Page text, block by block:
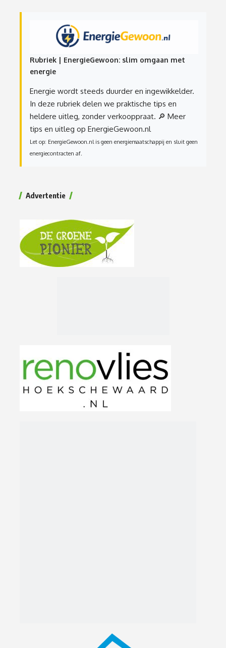
Rubriek | EnergieGewoon: slim omgaan met
energie
Energie wordt steeds duurder en ingewikkelder.
In deze rubriek delen we praktische tips en
heldere uitleg, zonder verkooppraat. 🔎 Meer
tips en uitleg op EnergieGewoon.nl
Let op: EnergieGewoon.nl is geen energiemaatschappij en sluit geen
energiecontracten af.
Advertentie